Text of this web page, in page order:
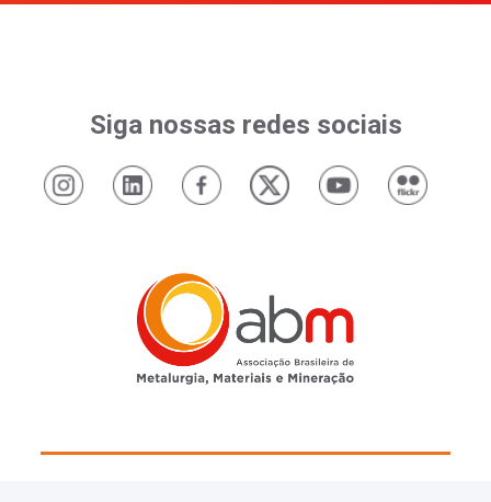
Siga nossas redes sociais